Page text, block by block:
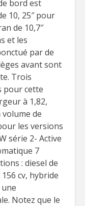
bord est
10, 25″ pour
de 10,7″
et les
par de
avant sont
Trois
pour cette
à 1,82,
de
les versions
série 2- Active
7
: diesel de
cv, hybride
Notez que le